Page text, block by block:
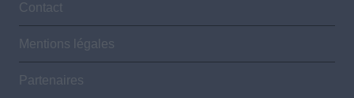
Contact
Mentions légales
Partenaires